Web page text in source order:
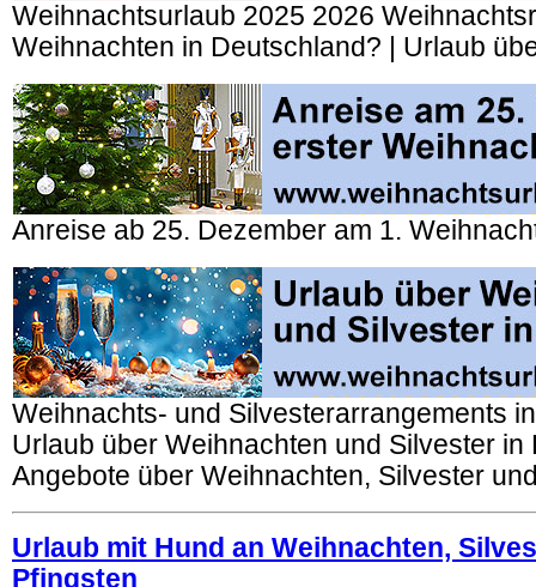
Weihnachtsurlaub 2025 2026
Weihnachten in Deutschland? | Urlaub
Anreise ab 25. Dezember am 1.
Weihnachts- und Silvesterarrangements
Urlaub über Weihnachten und Silvester in
Angebote über Weihnachten, Silvester
Urlaub mit Hund an Weihnachten,
Pfingsten